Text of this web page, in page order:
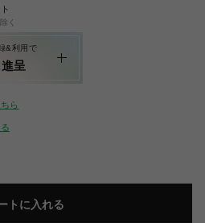
く
&利用で
呈
ら
トに入れる